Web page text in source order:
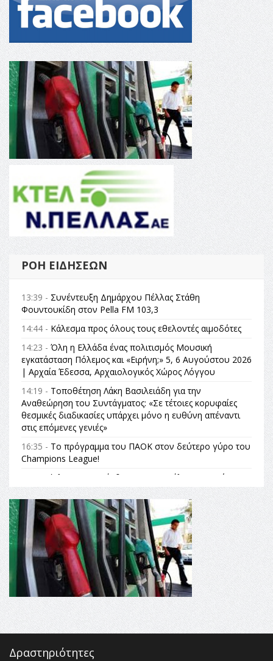
ΡΟΉ ΕΙΔΉΣΕΩΝ
13:39 - Συνέντευξη Δημάρχου Πέλλας Στάθη
Φουντουκίδη στον Pella FM 103,3
14:44 - Κάλεσμα προς όλους τους εθελοντές αιμοδότες
14:23 - Όλη η Ελλάδα ένας πολιτισμός Μουσική
εγκατάσταση Πόλεμος και «Ειρήνη;» 5, 6 Αυγούστου 2026
| Αρχαία Έδεσσα, Αρχαιολογικός Χώρος Λόγγου
14:19 - Τοποθέτηση Λάκη Βασιλειάδη για την
Αναθεώρηση του Συντάγματος: «Σε τέτοιες κορυφαίες
θεσμικές διαδικασίες υπάρχει μόνο η ευθύνη απέναντι
στις επόμενες γενιές»
16:35 - Το πρόγραμμα του ΠΑΟΚ στον δεύτερο γύρο του
Champions League!
Όλυμπος: Εντάχθηκε στον Κατάλογο Παγκόσμιας
Κληρονομιάς της UNESCO – Ομόφωνη η απόφαση Ο
Όλυμπος αναγνωρίστηκε ως φυσικό και πολιτιστικό
αγαθό εξέχουσας οικουμενικής αξίας για την
ανθρωπότητα
16:18 - ΕΝΟΡΙΑΚΕΣ ΚΑΛΟΚΑΙΡΙΝΕΣ ΔΡΑΣΕΙΣ ΓΙΑ ΠΑΙΔΙΑ
ΣΤΗΝ ΕΔΕΣΣΑ
16:15 - Εργασίες συντήρησης οδοφωτισμού στην Ενωτική
Οδό Σίνδου από την Περιφέρεια Κεντρικής Μακεδονίας
11:36 - Λάκης Βασιλειάδης, Συνέντευξη PellaFm 103,3 για
το Μουσείο της Πέλλας, Λουτρά Πόζαρ και Χιονοδρομικό
όμορφο θερινό σινεμά της Ελλάδας!
Δραστηριότητες